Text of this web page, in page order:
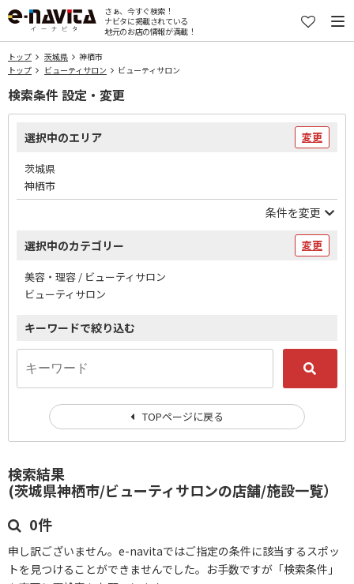
さぁ、今すぐ検索！
ナビタに掲載されている
地元のお店の情報が満載！
トップ 茨城県
神栖市
トップ
ビューティサロン ビューティサロン
検索結果
(茨城県神栖市/ビューティサロンの店舗/施設一覧）
0件
申し訳ございません。e-navitaではご指定の条件に該当するスポッ
トを見つけることができませんでした。お手数ですが「検索条件」
検索条件 設定・変更
選択中のエリア 変更
茨城県
神栖市
条件を変更
選択中のカテゴリー 変更
美容・理容 / ビューティサロン
ビューティサロン
キーワードで絞り込む
TOPページに戻る